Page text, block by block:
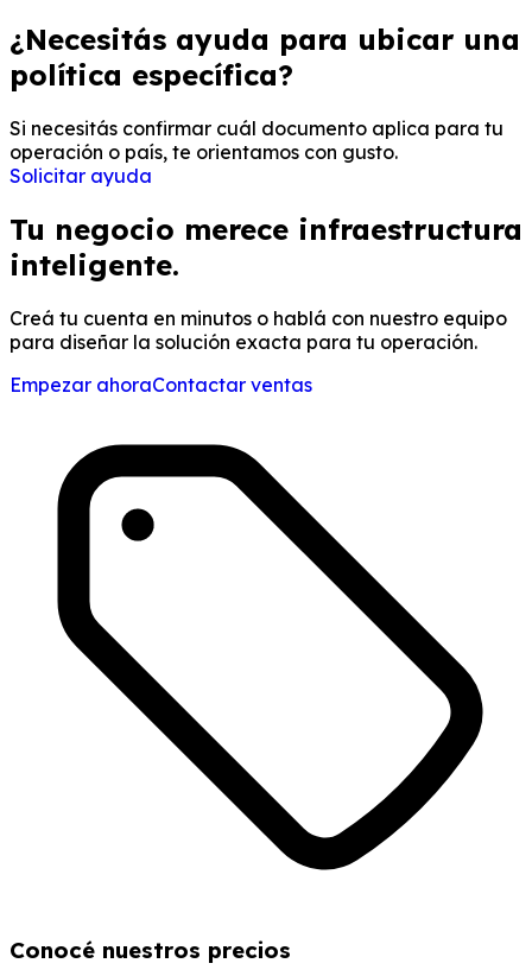
¿Necesitás ayuda para ubicar una
política específica?
Si necesitás confirmar cuál documento aplica para tu
operación o país, te orientamos con gusto.
Solicitar ayuda
Tu negocio merece infraestructura
inteligente.
Creá tu cuenta en minutos o hablá con nuestro equipo
para diseñar la solución exacta para tu operación.
Empezar ahoraContactar ventas
Conocé nuestros precios